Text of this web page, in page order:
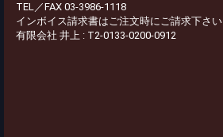
TEL／FAX 03-3986-1118
インボイス請求書はご注文時にご請求下さい
有限会社 井上 : T2-0133-0200-0912